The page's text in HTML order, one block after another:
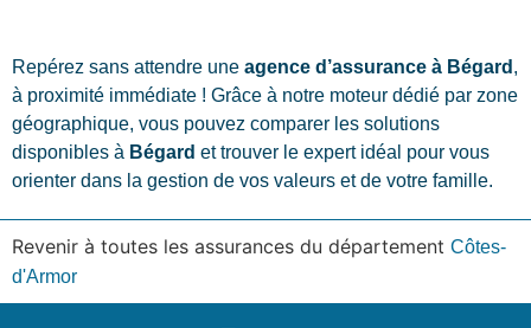
Repérez sans attendre une agence d’assurance à Bégard ,
à proximité immédiate ! Grâce à notre moteur dédié par zone
géographique, vous pouvez comparer les solutions
disponibles à Bégard et trouver le expert idéal pour vous
orienter dans la gestion de vos valeurs et de votre famille.
Revenir à toutes les assurances du département Côtes-
d'Armor